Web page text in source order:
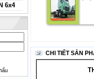
6x4
CHI TIẾT SẢN